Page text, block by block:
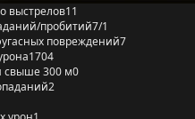
выстрелов11
пробитий7/1
повреждений7
1704
свыше 300 м0
2